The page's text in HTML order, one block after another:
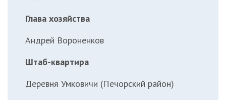
Глава хозяйства
Андрей Вороненков
Штаб-квартира
Деревня Умковичи (Печорский район)